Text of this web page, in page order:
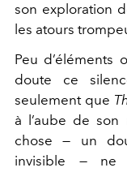
son exploration
les atours
Peu d’éléments
doute ce
seulement que
à l’aube de son
chose — un
invisible — ne